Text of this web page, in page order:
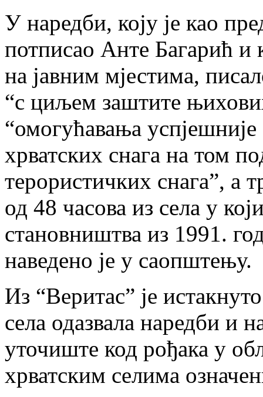
У наредби, коју је као
потписао Анте Багарић и
на јавним мјестима,
“с циљем заштите
“омогућавања
хрватских снага на том
терористичких снага”, а
од 48 часова из села у
становништва из 1991.
наведено је у саопштењу.
Из “Веритас” је
села одазвала наредби и
уточиште код рођака у
хрватским селима